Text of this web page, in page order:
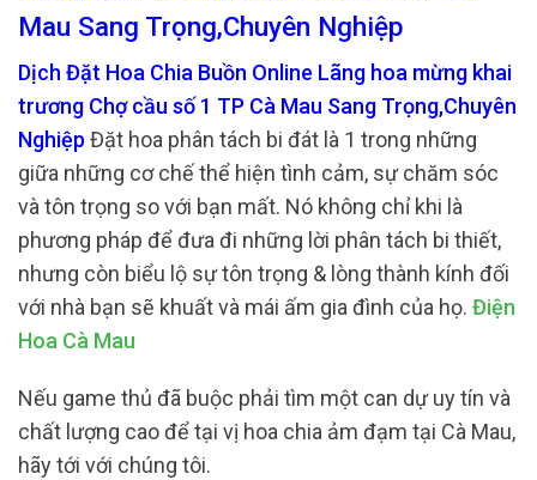
Mau Sang Trọng,Chuyên Nghiệp
Dịch Đặt Hoa Chia Buồn Online Lãng hoa mừng khai
trương Chợ cầu số 1 TP Cà Mau Sang Trọng,Chuyên
Nghiệp Đặt hoa phân tách bi đát là 1 trong những
giữa những cơ chế thể hiện tình cảm, sự chăm sóc
và tôn trọng so với bạn mất. Nó không chỉ khi là
phương pháp để đưa đi những lời phân tách bi thiết,
nhưng còn biểu lộ sự tôn trọng & lòng thành kính đối
với nhà bạn sẽ khuất và mái ấm gia đình của họ. Điện
Hoa Cà Mau
Nếu game thủ đã buộc phải tìm một can dự uy tín và
chất lượng cao để tại vị hoa chia ảm đạm tại Cà Mau,
hãy tới với chúng tôi.